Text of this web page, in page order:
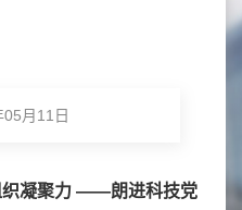
05月11日
织凝聚力 ——朗进科技党